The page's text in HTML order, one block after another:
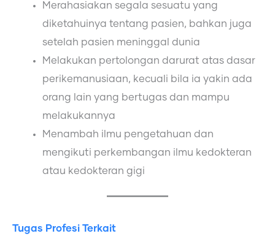
Merahasiakan segala sesuatu yang
diketahuinya tentang pasien, bahkan juga
setelah pasien meninggal dunia
Melakukan pertolongan darurat atas dasar
perikemanusiaan, kecuali bila ia yakin ada
orang lain yang bertugas dan mampu
melakukannya
Menambah ilmu pengetahuan dan
mengikuti perkembangan ilmu kedokteran
atau kedokteran gigi
Tugas Profesi Terkait